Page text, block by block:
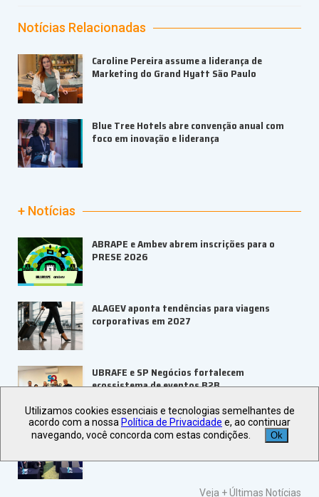
Notícias Relacionadas
Caroline Pereira assume a liderança de
Marketing do Grand Hyatt São Paulo
Blue Tree Hotels abre convenção anual com
foco em inovação e liderança
+ Notícias
ABRAPE e Ambev abrem inscrições para o
PRESE 2026
ALAGEV aponta tendências para viagens
corporativas em 2027
UBRAFE e SP Negócios fortalecem
ecossistema de eventos B2B
ABIH-SP orienta setor hoteleiro sobre
Veja +Últimas Notícias
Utilizamos cookies essenciais e tecnologias semelhantes de
acordo com a nossa Política de Privacidade e, ao continuar
navegando, você concorda com estas condições.
Ok